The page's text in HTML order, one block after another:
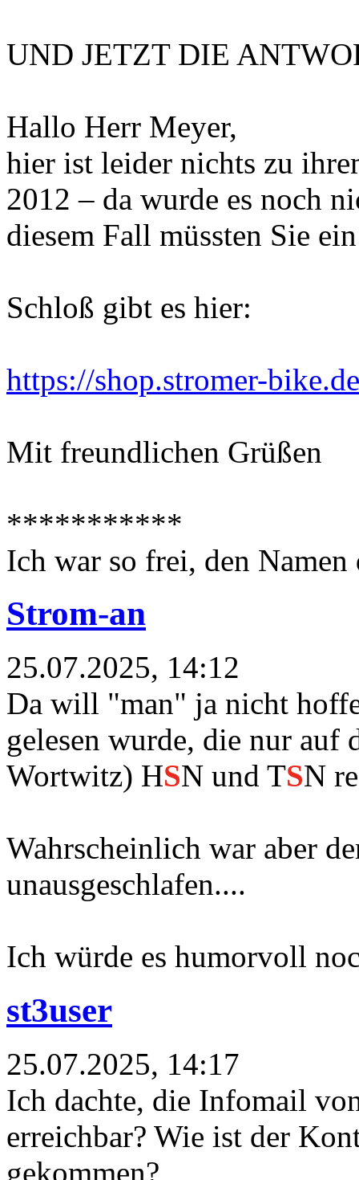
UND JETZT DIE
Hallo Herr Meyer,
hier ist leider nichts zu
2012 – da wurde es noch
diesem Fall müssten Sie
Schloß gibt es hier:
https://shop.stromer-
Mit freundlichen Grüßen
***********
Ich war so frei, den Namen
Strom-an
25.07.2025, 14:12
Da will "man" ja nicht
gelesen wurde, die nur
Wortwitz) HSN und TSN
Wahrscheinlich war aber
unausgeschlafen....
Ich würde es humorvoll
st3user
25.07.2025, 14:17
Ich dachte, die Infomail
erreichbar? Wie ist der
gekommen?